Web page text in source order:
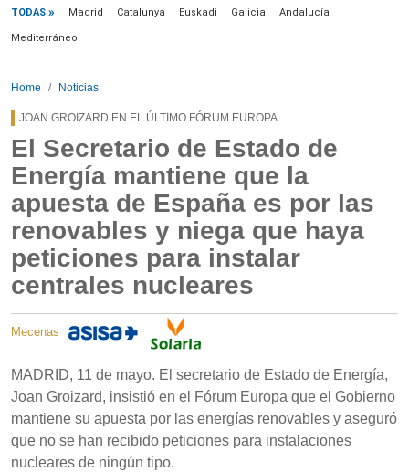
TODAS Madrid Catalunya Euskadi Galicia Andalucía
Mediterráneo
Home Noticias
JOAN GROIZARD EN EL ÚLTIMO FÓRUM EUROPA
El Secretario de Estado de
Energía mantiene que la
apuesta de España es por las
renovables y niega que haya
peticiones para instalar
centrales nucleares
Mecenas
MADRID, 11 de mayo. El secretario de Estado de Energía,
Joan Groizard, insistió en el Fórum Europa que el Gobierno
mantiene su apuesta por las energías renovables y aseguró
que no se han recibido peticiones para instalaciones
nucleares de ningún tipo.